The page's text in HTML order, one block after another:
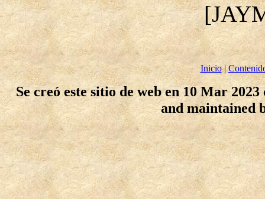
Inicio|
Se creó este sitio de web en 10 Mar
and maintained